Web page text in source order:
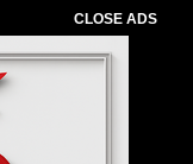
CLOSE ADS